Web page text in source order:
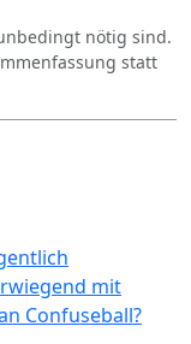
nötig sind.
statt
mit
Confuseball?